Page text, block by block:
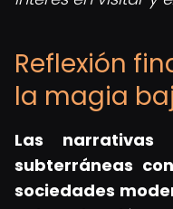
Reflexión
la magia
Las
subterráneas
sociedades